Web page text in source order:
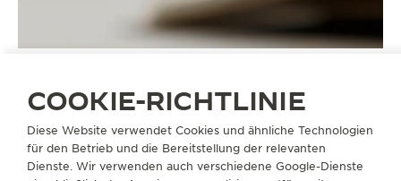
ARMBÄNDERQC218676
COOKIE-RICHTLINIE
Diese Website verwendet Cookies und ähnliche Technologien
für den Betrieb und die Bereitstellung der relevanten
Dienste. Wir verwenden auch verschiedene Google-Dienste